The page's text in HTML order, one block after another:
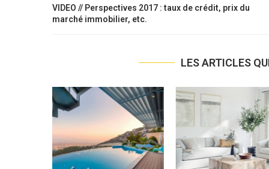
VIDEO // Perspectives 2017 : taux de crédit, prix du
marché immobilier, etc.
LES ARTICLES